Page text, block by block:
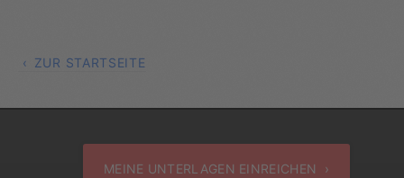
ZUR STARTSEITE
MEINE UNTERLAGEN EINREICHEN ›